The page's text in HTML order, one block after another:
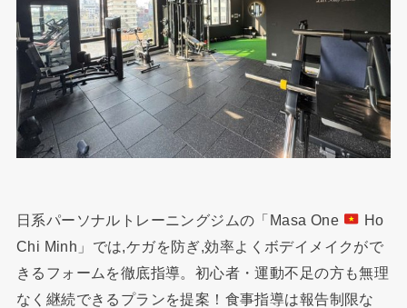
日系パーソナルトレーニングジムの「Masa One
Ho
Chi Minh」では,ケガを防ぎ,効率よくボデイメイクがで
きるフォームを徹底指導。初心者・運動不足の方も無理
なく継続できるプランを提案！食事指導は報告制限な